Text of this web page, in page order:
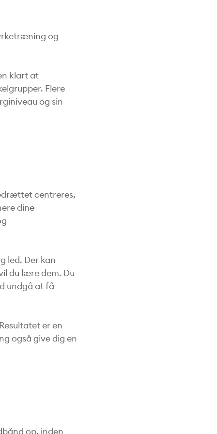
og
klart at
Flere
og sin
centreres,
dine
led. Der kan
du lære dem. Du
undgå at få
er en
også give dig en
op, inden